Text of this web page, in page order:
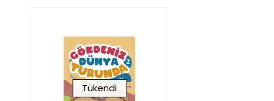
Tükendi